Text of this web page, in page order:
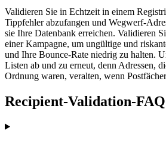
Validieren Sie in Echtzeit in einem
Tippfehler abzufangen und Wegwerf-
sie Ihre Datenbank erreichen. Validieren
einer Kampagne, um ungültige und
und Ihre Bounce-Rate niedrig zu halten.
Listen ab und zu erneut, denn Adressen,
Ordnung waren, veralten, wenn
Recipient-Validation-FAQ